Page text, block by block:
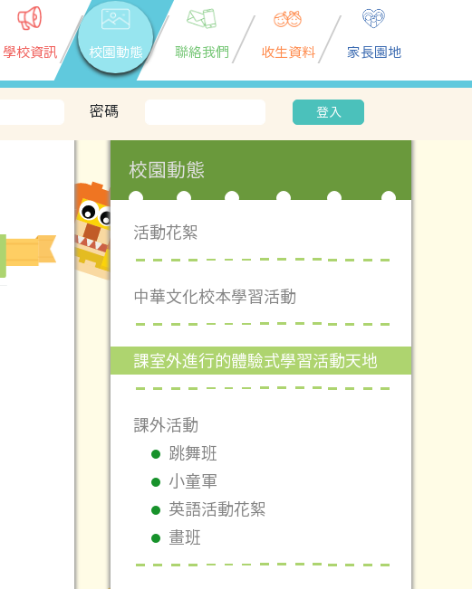
學校資訊 校園動態 聯絡我們 收生資料 家長園地
密碼 登入
校園動態
活動花絮
中華文化校本學習活動
課室外進行的體驗式學習活動天地
課外活動
跳舞班
小童軍
英語活動花絮
畫班